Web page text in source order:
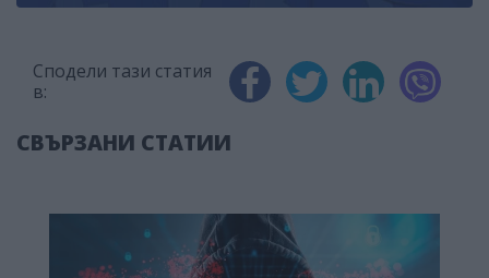
Сподели тази статия
в:
СВЪРЗАНИ СТАТИИ